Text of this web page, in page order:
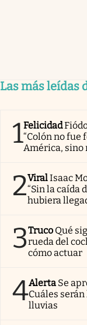
Las más leídas
1Felicidad
“Colón no fue
América, sino
2ViralIsaac
“Sin la caída
hubiera
3Truco Qué
rueda del
cómo actuar
4Alerta Se
Cuáles
lluvias